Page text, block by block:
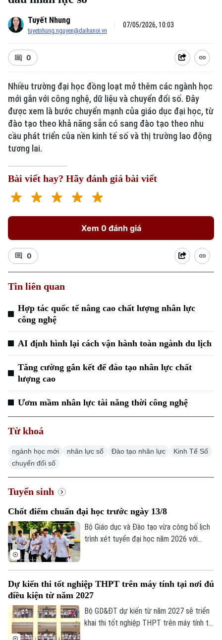
Xu hướng
Chuyên mục
Hà Nội
Chính trị
Xã hội
An ninh trật tự
Công nghệ
Hà Nội
Nhịp sống Hà Nội
Khoảnh khắc Hà Nội
Ẩm thực
Thế giới
Tin tức
Quân sự
Hồ sơ
Người Việt 4 phương
Kinh tế
Tin tức
Tài chính Ngân hàng
Doanh nghiệp
Nhà đất
Tin tức
Căn hộ
Tàu và Xe
Ô tô
Tàu
Giáo dục
Tin tức
Tuyết Nhung
tuyetnhung.nguyen@daihanoi.vn
07/05/2026, 10:03
0
Nhiều trường đại học đồng loạt mở thêm các ngành học
mới gắn với công nghệ, dữ liệu và chuyển đổi số. Đây
được xem là bước chuyển mạnh của giáo dục đại học, từ
đào tạo theo khả năng sẵn có sang đào tạo theo nhu
cầu phát triển của nền kinh tế số và thị trường lao động
tương lai.
Bài viết hay? Hãy đánh giá bài viết
Xem 0 đánh giá
0
Tin liên quan
Hợp tác quốc tế nâng cao chất lượng nhân lực
công nghệ
AI định hình lại cách vận hành toàn ngành du lịch
Tăng cường gắn kết để đào tạo nhân lực chất
lượng cao
Ươm mầm nhân lực tài năng thời công nghệ
Từ khoá
ngành học mới nhân lực số Đào tạo nhân lực
Kinh Tế Số
chuyển đổi số
Tuyển sinh
Chốt điểm chuẩn đại học trước ngày 13/8
Bộ Giáo dục và Đào tạo vừa công bố lịch
trình xét tuyển đại học năm 2026 với
danh sách thí sinh trúng tuyển và phải
công bố điểm chuẩn trước 17 giờ ngày
13/8.
Dự kiến thi tốt nghiệp THPT trên máy tính tại nơi đủ
điều kiện từ năm 2027
Bộ GD&ĐT dự kiến từ năm 2027 sẽ triển
khai thi tốt nghiệp THPT trên máy tính tại